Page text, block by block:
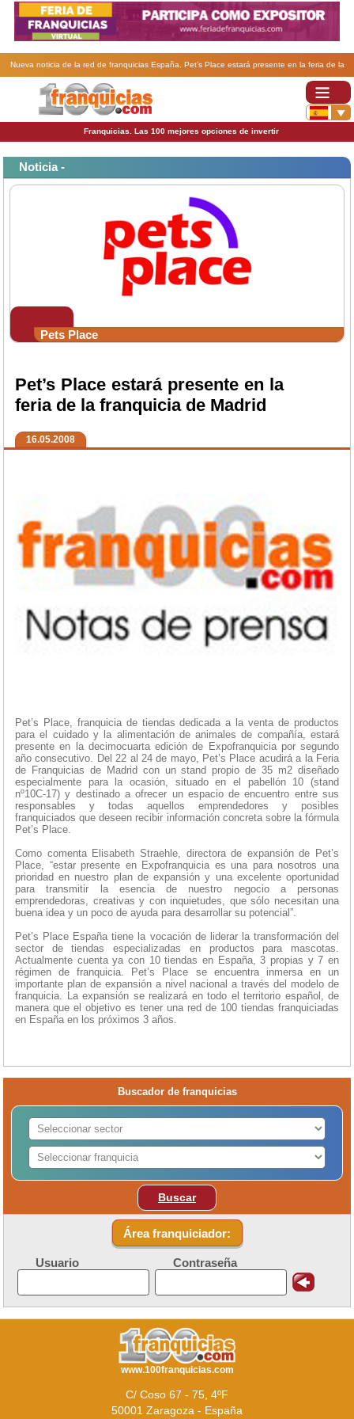
Nueva noticia de la red de franquicias España. Pet’s Place estará presente en la feria de la
Franquicias. Las 100 mejores opciones de invertir
Noticia -
Pets Place
Pet’s Place estará presente en la
feria de la franquicia de Madrid
16.05.2008
Pet’s Place, franquicia de tiendas dedicada a la venta de productos
para el cuidado y la alimentación de animales de compañía, estará
presente en la decimocuarta edición de Expofranquicia por segundo
año consecutivo. Del 22 al 24 de mayo, Pet’s Place acudirá a la Feria
de Franquicias de Madrid con un stand propio de 35 m2 diseñado
especialmente para la ocasión, situado en el pabellón 10 (stand
nº10C-17) y destinado a ofrecer un espacio de encuentro entre sus
responsables y todas aquellos emprendedores y posibles
franquiciados que deseen recibir información concreta sobre la fórmula
Pet’s Place.
Como comenta Elisabeth Straehle, directora de expansión de Pet’s
Place, “estar presente en Expofranquicia es una para nosotros una
prioridad en nuestro plan de expansión y una excelente oportunidad
para transmitir la esencia de nuestro negocio a personas
emprendedoras, creativas y con inquietudes, que sólo necesitan una
buena idea y un poco de ayuda para desarrollar su potencial”.
Pet’s Place España tiene la vocación de liderar la transformación del
sector de tiendas especializadas en productos para mascotas.
Actualmente cuenta ya con 10 tiendas en España, 3 propias y 7 en
régimen de franquicia. Pet’s Place se encuentra inmersa en un
importante plan de expansión a nivel nacional a través del modelo de
franquicia. La expansión se realizará en todo el territorio español, de
manera que el objetivo es tener una red de 100 tiendas franquiciadas
en España en los próximos 3 años.
Buscador de franquicias
Buscar
Área franquiciador:
Usuario Contraseña
www.100franquicias.com
C/ Coso 67 - 75, 4ºF
50001 Zaragoza - España